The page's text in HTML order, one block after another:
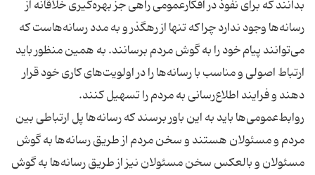
بدانند که برای نفوذ در افکارعمومی راهی جز بهره‌گیری خلاقانه از
رسانه‌ها وجود ندارد چراکه تنها از رهگذر و به مدد رسانه‌هاست که
می‌توانند پیام خود را به گوش مردم برسانند. به همین منظور باید
ارتباط اصولی و مناسب با رسانه‌ها را در اولویت‌های کاری خود قرار
دهند و فرایند اطلاع‌رسانی به مردم را تسهیل کنند.
روابط‌عمومی‌ها باید به این باور برسند که رسانه‌ها پل ارتباطی بین
مردم و مسئولان هستند و سخن مردم از طریق رسانه‌ها به گوش
مسئولان و بالعکس سخن مسئولان نیز از طریق رسانه‌ها به گوش